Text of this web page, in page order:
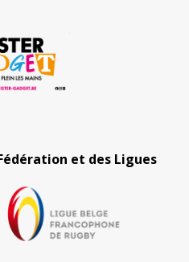
et des Ligues